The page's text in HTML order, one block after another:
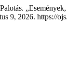
9, 2026. https://